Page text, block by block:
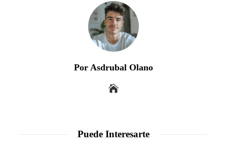
Por Asdrubal Olano
Puede Interesarte